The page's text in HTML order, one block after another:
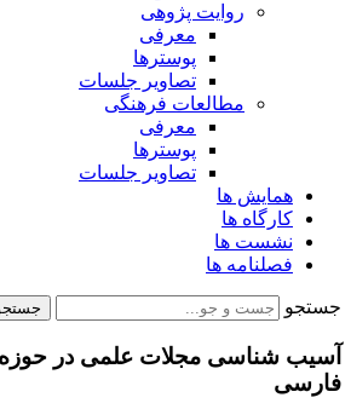
روایت پژوهی
معرفی
پوسترها
تصاویر جلسات
مطالعات فرهنگی
معرفی
پوسترها
تصاویر جلسات
همایش ها
کارگاه ها
نشست ها
فصلنامه ها
جستجو
آسیب شناسی مجلات علمی در حوزه
فارسی